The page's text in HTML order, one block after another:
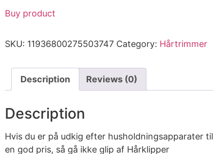
Buy product
SKU: 11936800275503747 Category: Hårtrimmer
Description Reviews (0)
Description
Hvis du er på udkig efter husholdningsapparater til
en god pris, så gå ikke glip af Hårklipper